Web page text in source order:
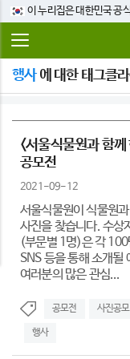
이 누리집은 대한민국 공
행사에 대한 태그클
<서울식물원과 함
공모전
2021-09-12
서울식물원이 식물원
사진을 찾습니다. 수상
(부문별 1명)은 각
SNS 등을 통해 소개될
여러분의 많은 관심...
공모전 사진공모
행사